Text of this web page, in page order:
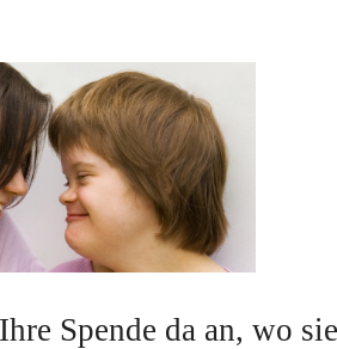
Spende da an, wo